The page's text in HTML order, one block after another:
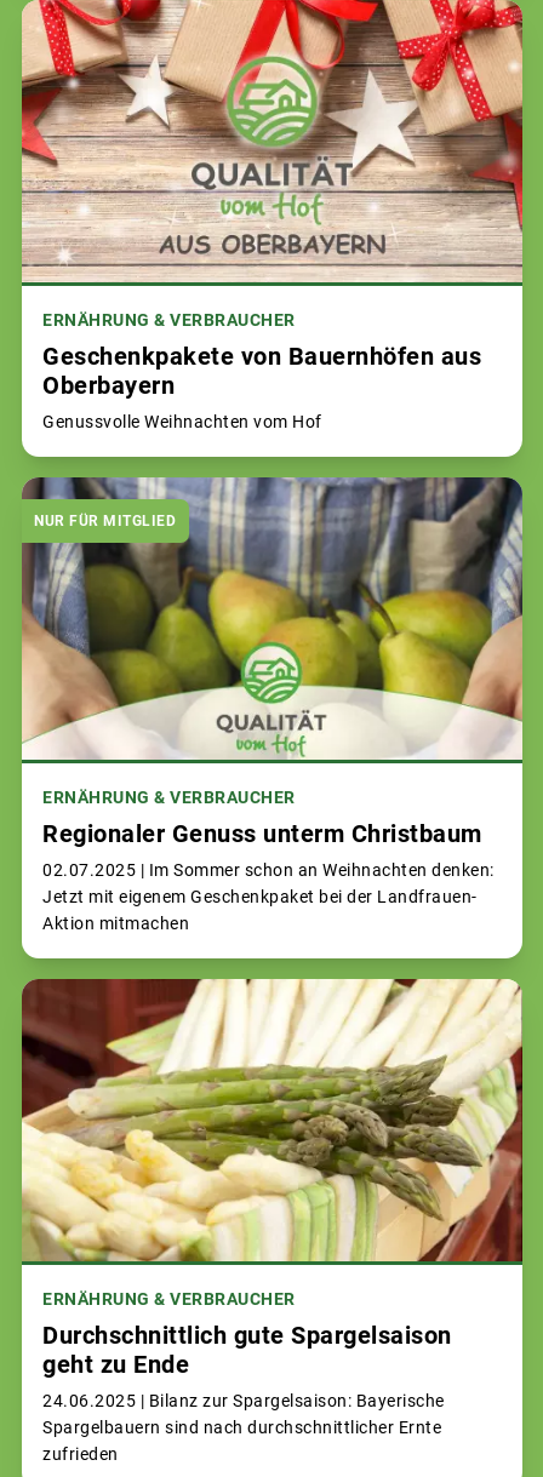
ERNÄHRUNG & VERBRAUCHER
Geschenkpakete von Bauernhöfen aus
Oberbayern
Genussvolle Weihnachten vom Hof
NUR FÜR MITGLIED
ERNÄHRUNG & VERBRAUCHER
Regionaler Genuss unterm Christbaum
02.07.2025 | Im Sommer schon an Weihnachten denken:
Jetzt mit eigenem Geschenkpaket bei der Landfrauen-
Aktion mitmachen
ERNÄHRUNG & VERBRAUCHER
Durchschnittlich gute Spargelsaison
geht zu Ende
24.06.2025 | Bilanz zur Spargelsaison: Bayerische
Spargelbauern sind nach durchschnittlicher Ernte
zufrieden